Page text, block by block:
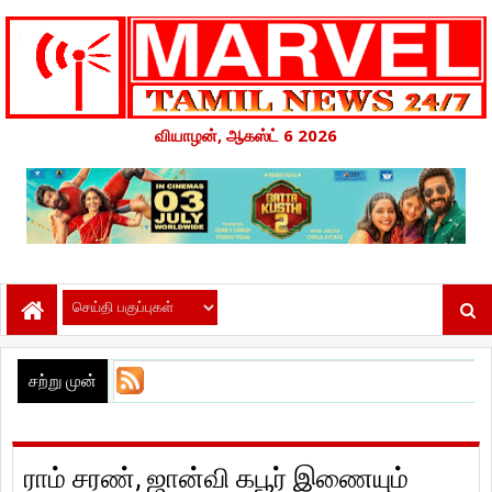
வியாழன், ஆகஸ்ட் 6 2026
சற்று முன்
ராம் சரண், ஜான்வி கபூர் இணையும்